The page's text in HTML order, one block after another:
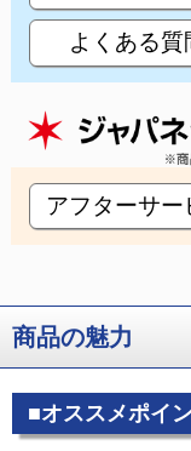
よくある質
アフターサー
商品の魅力
■オススメポイ